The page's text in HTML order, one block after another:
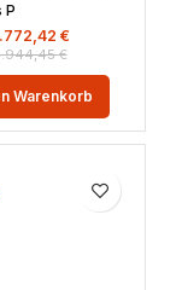
P
€
€
Warenkorb